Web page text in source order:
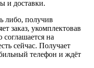
и доставки.
либо, получив
заказ, укомплектовав
на
сейчас. Получает
телефон и ждёт